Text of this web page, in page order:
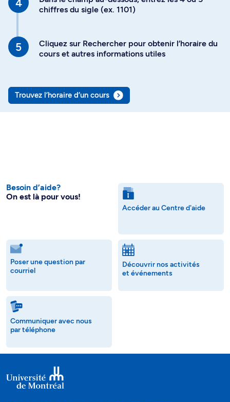
chiffres du sigle (ex. 1101)
Cliquez sur Rechercher pour obtenir l’horaire du
cours et autres informations utiles
Trouvez l’horaire d’un cours
Besoin d’aide?
On est là pour vous!
Accéder au Centre d'aide
Poser une question par
courriel
Découvrir nos activités
et événements
Communiquer avec nous
par téléphone